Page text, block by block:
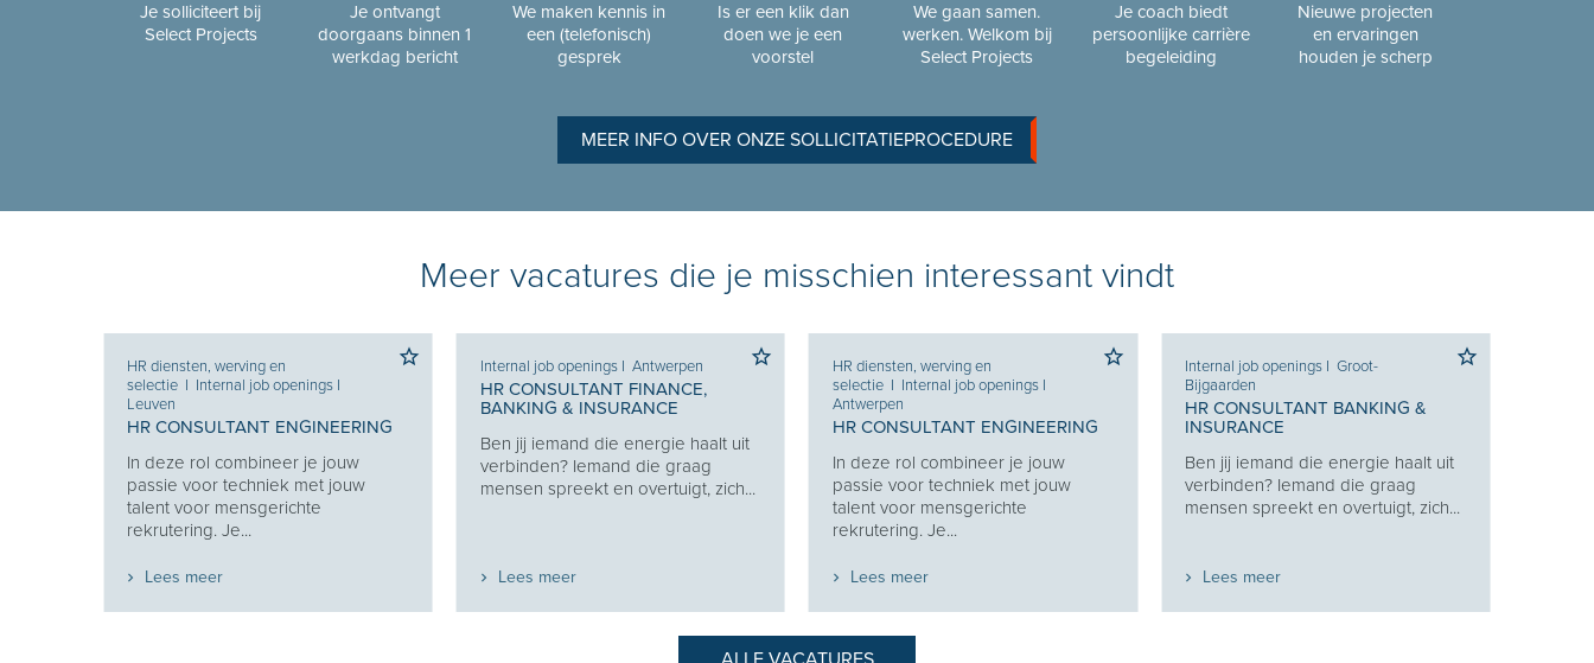
Je solliciteert bij
Select Projects
Je ontvangt
doorgaans binnen 1
werkdag bericht
We maken kennis in
een (telefonisch)
gesprek
Is er een klik dan
doen we je een
voorstel
We gaan samen.
werken. Welkom bij
Select Projects
Je coach biedt
persoonlijke carrière
begeleiding
Nieuwe projecten
en ervaringen
houden je scherp
MEER INFO OVER ONZE SOLLICITATIEPROCEDURE
Meer vacatures die je misschien interessant vindt
HR diensten, werving en
selectie I Internal job openings I
Leuven
HR CONSULTANT ENGINEERING
In deze rol combineer je jouw
passie voor techniek met jouw
talent voor mensgerichte
rekrutering. Je...
Lees meer
Internal job openings I Antwerpen
HR CONSULTANT FINANCE,
BANKING & INSURANCE
Ben jij iemand die energie haalt uit
verbinden? Iemand die graag
mensen spreekt en overtuigt, zich...
Lees meer
HR diensten, werving en
selectie I Internal job openings I
Antwerpen
HR CONSULTANT ENGINEERING
In deze rol combineer je jouw
passie voor techniek met jouw
talent voor mensgerichte
rekrutering. Je...
Lees meer
Internal job openings I Groot-
Bijgaarden
HR CONSULTANT BANKING &
INSURANCE
Ben jij iemand die energie haalt uit
verbinden? Iemand die graag
mensen spreekt en overtuigt, zich...
Lees meer